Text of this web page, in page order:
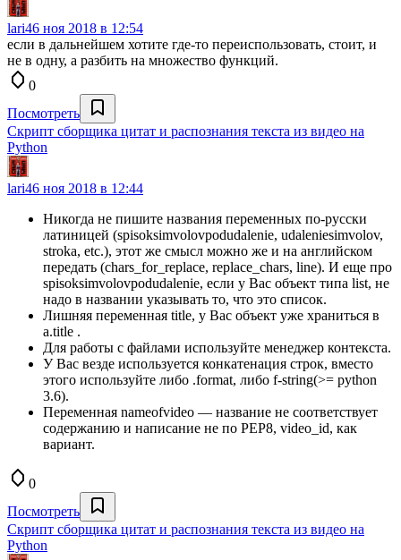
lari46 ноя 2018 в 12:54
если в дальнейшем хотите где-то переиспользовать, стоит, и
не в одну, а разбить на множество функций.
0
Посмотреть
Скрипт сборщика цитат и распознания текста из видео на
Python
lari46 ноя 2018 в 12:44
Никогда не пишите названия переменных по-русски
латиницей (spisoksimvolovpodudalenie, udaleniesimvolov,
stroka, etc.), этот же смысл можно же и на английском
передать (chars_for_replace, replace_chars, line). И еще про
spisoksimvolovpodudalenie, если у Вас объект типа list, не
надо в названии указывать то, что это список.
Лишняя переменная title, у Вас объект уже храниться в
a.title .
Для работы с файлами используйте менеджер контекста.
У Вас везде используется конкатенация строк, вместо
этого используйте либо .format, либо f-string(>= python
3.6).
Переменная nameofvideo — название не соответствует
содержанию и написание не по PEP8, video_id, как
вариант.
0
Посмотреть
Скрипт сборщика цитат и распознания текста из видео на
Python